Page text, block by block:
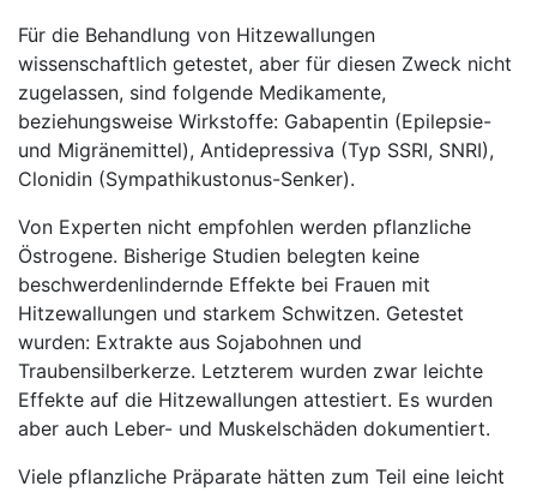
Für die Behandlung von Hitzewallungen
wissenschaftlich getestet, aber für diesen Zweck nicht
zugelassen, sind folgende Medikamente,
beziehungsweise Wirkstoffe: Gabapentin (Epilepsie-
und Migränemittel), Antidepressiva (Typ SSRI, SNRI),
Clonidin (Sympathikustonus-Senker).
Von Experten nicht empfohlen werden pflanzliche
Östrogene. Bisherige Studien belegten keine
beschwerdenlindernde Effekte bei Frauen mit
Hitzewallungen und starkem Schwitzen. Getestet
wurden: Extrakte aus Sojabohnen und
Traubensilberkerze. Letzterem wurden zwar leichte
Effekte auf die Hitzewallungen attestiert. Es wurden
aber auch Leber- und Muskelschäden dokumentiert.
Viele pflanzliche Präparate hätten zum Teil eine leicht